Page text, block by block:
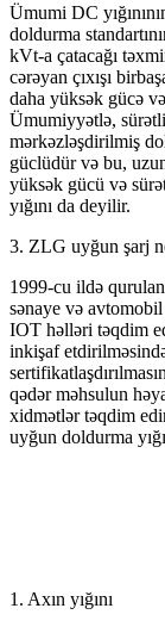
Ümumi DC
doldurma
kVt-a çatacağı
cərəyan çıxışı
daha yüksək gücə
Ümumiyyətlə,
mərkəzləşdirilmiş
güclüdür və bu,
yüksək gücü və
yığını da deyilir.
3. ZLG uyğun şarj
1999-cu ildə
sənaye və
IOT həlləri təqdim
inkişaf
qədər məhsulun
xidmətlər təqdim
uyğun doldurma
1. Axın yığını